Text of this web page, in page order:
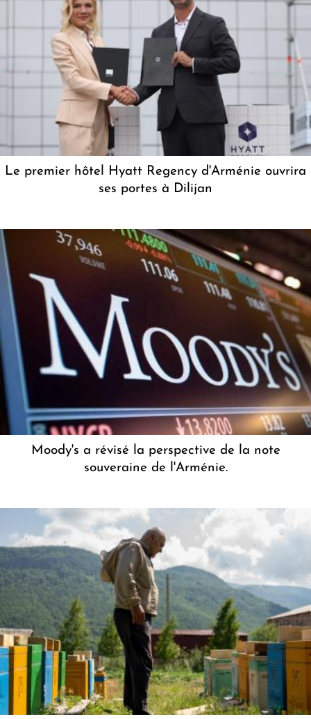
Le premier hôtel Hyatt Regency d'Arménie ouvrira
ses portes à Dilijan
Moody's a révisé la perspective de la note
souveraine de l'Arménie.